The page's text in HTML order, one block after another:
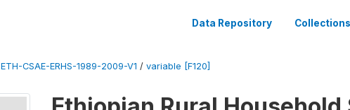
Data Repository Collections
ETH-CSAE-ERHS-1989-2009-V1 / variable [F120]